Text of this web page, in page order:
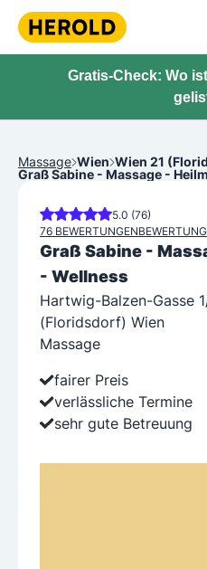
Gratis-Check: Wo
Massage Wien Wien 21
Graß Sabine - Massage -
5.0 (76)
76 BEWERTUNGEN
Graß Sabine -
- Wellness
Hartwig-Balzen-Gasse
(Floridsdorf) Wien
Massage
fairer Preis
verlässliche Termine
sehr gute Betreuung